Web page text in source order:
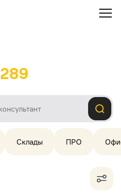
289
Склады ПРО